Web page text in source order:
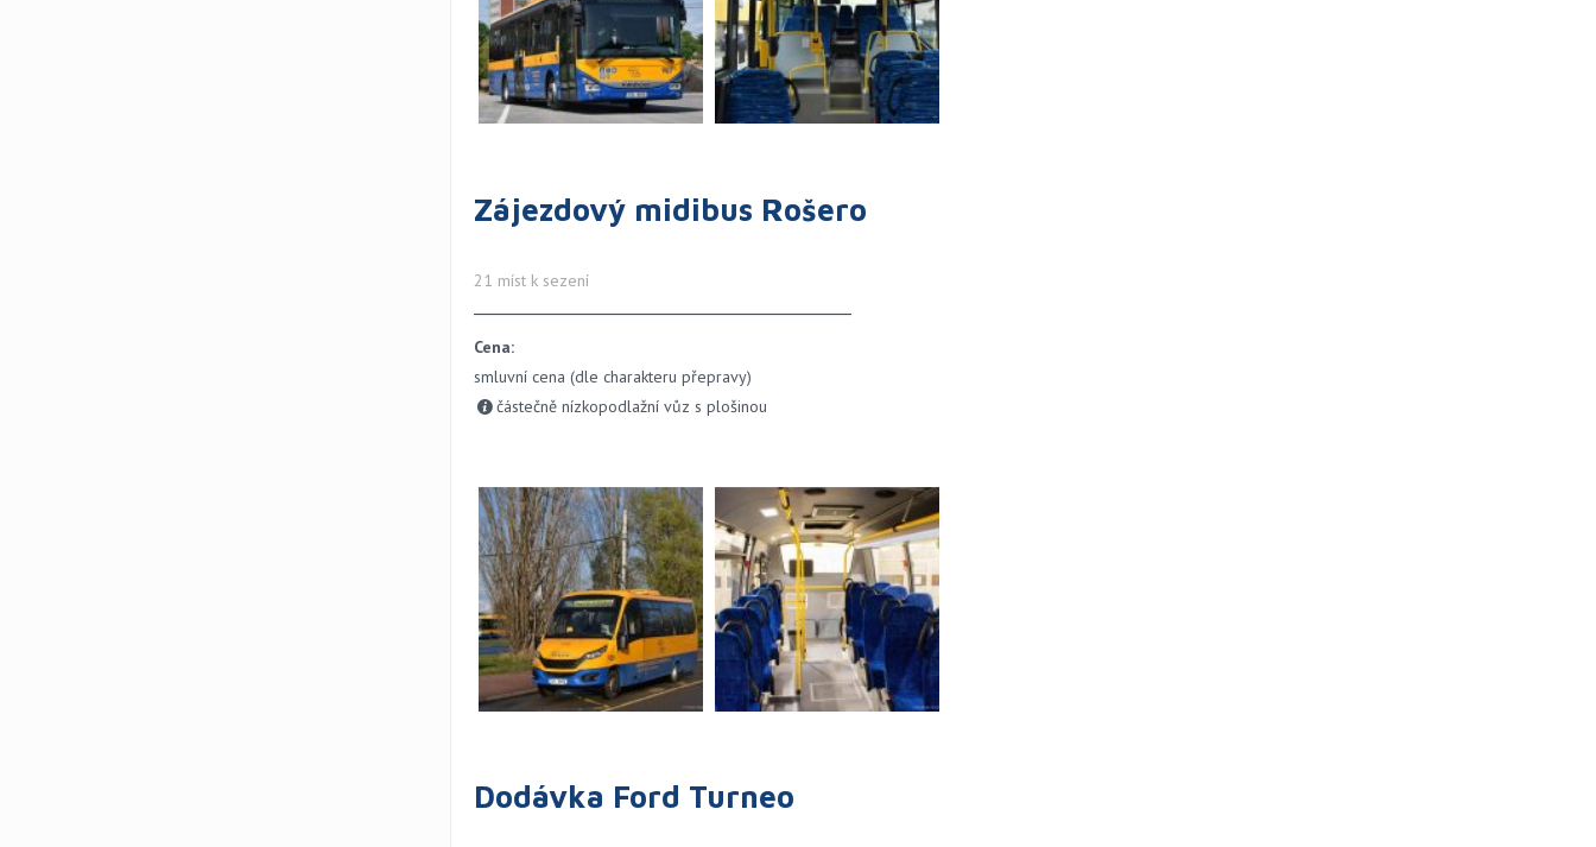
Zájezdový midibus Rošero
21 míst k sezení
Cena:
smluvní cena (dle charakteru přepravy)
částečně nízkopodlažní vůz s plošinou
Dodávka Ford Turneo